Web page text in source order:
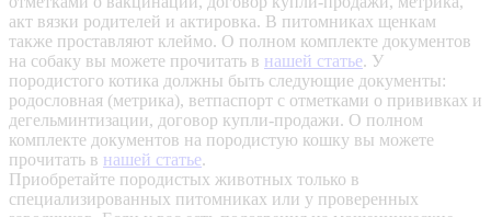
акт вязки родителей и актировка. В питомниках щенкам
также проставляют клеймо. О полном комплекте документов
на собаку вы можете прочитать в нашей статье. У
породистого котика должны быть следующие документы:
родословная (метрика), ветпаспорт с отметками о прививках и
дегельминтизации, договор купли-продажи. О полном
комплекте документов на породистую кошку вы можете
прочитать в нашей статье.
Приобретайте породистых животных только в
специализированных питомниках или у проверенных